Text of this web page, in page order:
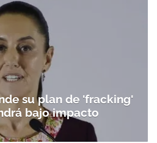
su plan de 'fracking'
bajo impacto